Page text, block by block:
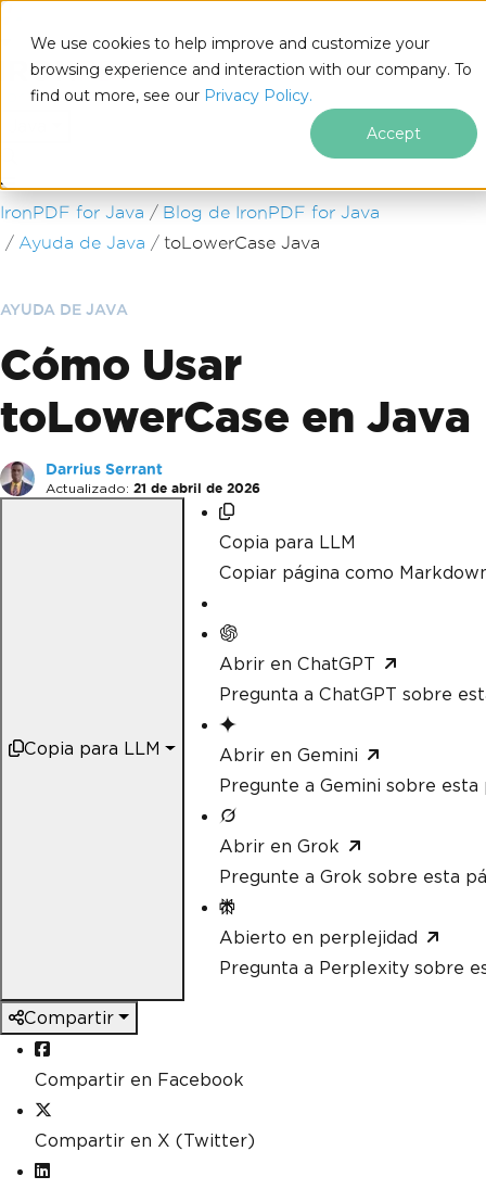
We use cookies to help improve and customize your
browsing experience and interaction with our company. To
find out more, see our Privacy Policy.
Accept
Saltar al pie de página
IronPDF for Java
Blog de IronPDF for Java
Ayuda de Java
toLowerCase Java
AYUDA DE JAVA
Cómo Usar
toLowerCase en Java
Darrius Serrant
Actualizado: 21 de abril de 2026
Copia para LLM
Copia para LLM
Copiar página como
Abrir en ChatGPT
Pregunta a ChatGPT sobre
Abrir en Gemini
Pregunte a Gemini sobre esta
Abrir en Grok
Pregunte a Grok sobre esta
Abierto en perplejidad
Pregunta a Perplexity sobre
Compartir
Compartir en Facebook
Compartir en X (Twitter)